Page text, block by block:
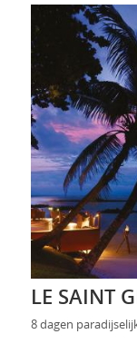
LE SAINT
8 dagen